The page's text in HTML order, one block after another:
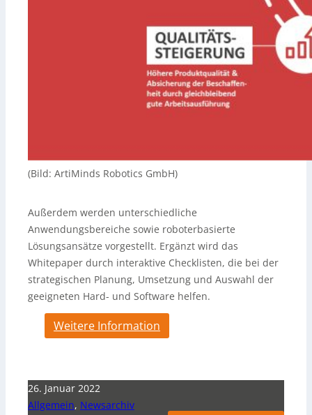
(Bild: ArtiMinds Robotics GmbH)
Außerdem werden unterschiedliche
Anwendungsbereiche sowie roboterbasierte
Lösungsansätze vorgestellt. Ergänzt wird das
Whitepaper durch interaktive Checklisten, die bei der
strategischen Planung, Umsetzung und Auswahl der
geeigneten Hard- und Software helfen.
Weitere Information
26. Januar 2022
Allgemein, Newsarchiv